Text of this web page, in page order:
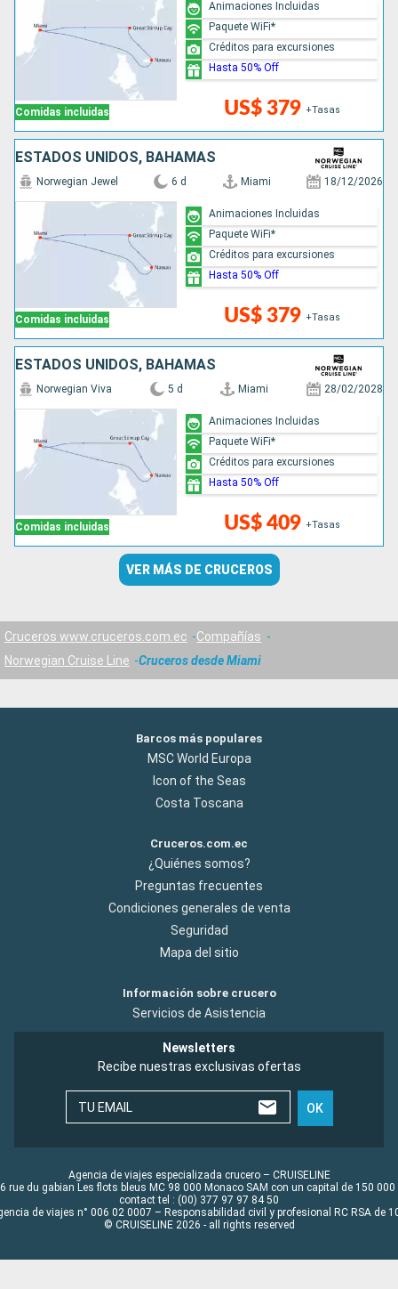
Comidas incluidas US$ 379 +Tasas
Animaciones Incluidas
Paquete WiFi*
Créditos para excursiones
Hasta 50% Off
ESTADOS UNIDOS, BAHAMAS
Comidas incluidas
Norwegian Jewel 6 d Miami 18/12/2026
US$ 379 +Tasas
Animaciones Incluidas
Paquete WiFi*
Créditos para excursiones
Hasta 50% Off
ESTADOS UNIDOS, BAHAMAS
Comidas incluidas
Norwegian Viva 5 d Miami 28/02/2028
US$ 409 +Tasas
Animaciones Incluidas
Paquete WiFi*
Créditos para excursiones
Hasta 50% Off
VER MÁS DE CRUCEROS
Cruceros www.cruceros.com.ec
Compañías
Norwegian Cruise Line
Cruceros desde Miami
Barcos más populares
MSC World Europa
Icon of the Seas
Costa Toscana
Cruceros.com.ec
¿Quiénes somos?
Preguntas frecuentes
Condiciones generales de venta
Seguridad
Mapa del sitio
Información sobre crucero
Servicios de Asistencia
Newsletters
Recibe nuestras exclusivas ofertas
TU EMAIL OK
Agencia de viajes especializada crucero – CRUISELINE
rue du gabian Les flots bleus MC 98 000 Monaco SAM con un capital de 150 000
contact tel : (00) 377 97 97 84 50
de viajes n° 006 02 0007 – Responsabilidad civil y profesional RC RSA de
© CRUISELINE 2026 - all rights reserved